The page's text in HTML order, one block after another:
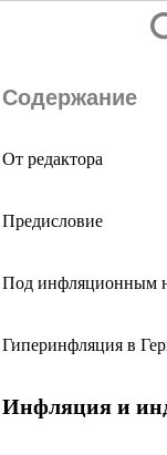
Содержание
От редактора
Предисловие
Под инфляционным
Гиперинфляция в
Инфляция и